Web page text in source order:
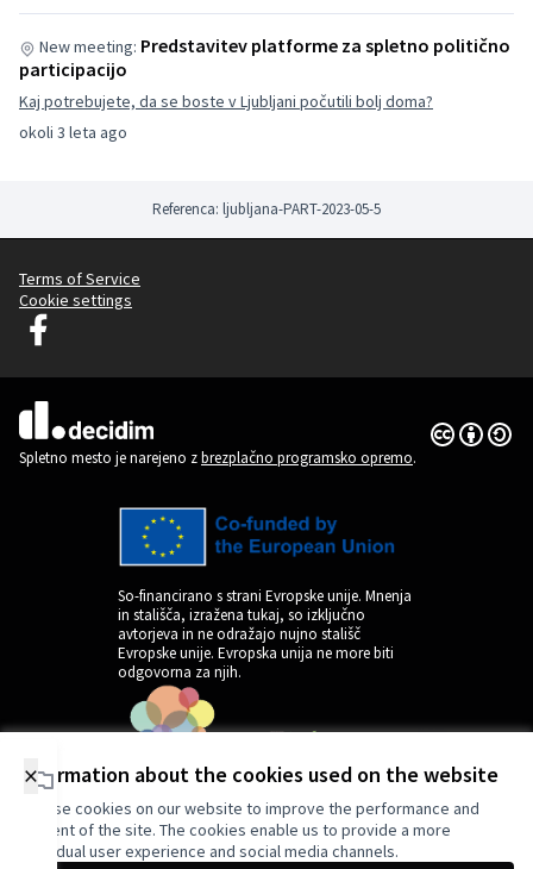
Information about the cookies used on the website
We use cookies on our website to improve the performance and
content of the site. The cookies enable us to provide a more
individual user experience and social media channels.
okoli 3 leta ago
New meeting: Predstavitev platforme za spletno politično
participacijo
Kaj potrebujete, da se boste v Ljubljani počutili bolj doma?
Referenca: ljubljana-PART-2023-05-5
Terms of Service
Cookie settings
Decidim Ljubljana na Facebooku
(Zunanja povezava)
Spletno mesto je narejeno zbrezplačno programsko opremo.
Dovoljenja
(Zunanja
So-financirano s strani Evropske unije. Mnenja
in stališča, izražena tukaj, so izključno
avtorjeva in ne odražajo nujno stališč
Evropske unije. Evropska unija ne more biti
odgovorna za njih.
×
Faze
procesa